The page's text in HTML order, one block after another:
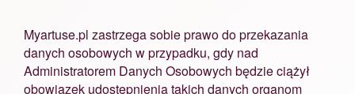
Myartuse.pl zastrzega sobie prawo do przekazania
danych osobowych w przypadku, gdy nad
Administratorem Danych Osobowych będzie ciążył
obowiązek udostępnienia takich danych organom